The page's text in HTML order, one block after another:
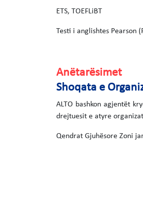
ETS, TOEFLiBT
Testi i anglishtes Pearson
Anëtarësimet
Shoqata e
ALTO bashkon agjentët
drejtuesit e atyre
Qendrat Gjuhësore Zoni